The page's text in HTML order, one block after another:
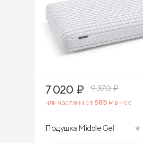
1
7 020 ₽ 9 370₽
или частями от585 ₽ в мес.
Подушка Middle Gel